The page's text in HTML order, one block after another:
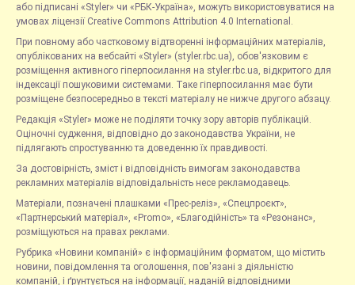
або підписані «Styler» чи «РБК-Україна», можуть використовуватися на
умовах ліцензії Creative Commons Attribution 4.0 International.
При повному або частковому відтворенні інформаційних матеріалів,
опублікованих на вебсайті «Styler» (styler.rbc.ua), обов'язковим є
розміщення активного гіперпосилання на styler.rbc.ua, відкритого для
індексації пошуковими системами. Таке гіперпосилання має бути
розміщене безпосередньо в тексті матеріалу не нижче другого абзацу.
Редакція «Styler» може не поділяти точку зору авторів публікацій.
Оціночні судження, відповідно до законодавства України, не
підлягають спростуванню та доведенню їх правдивості.
За достовірність, зміст і відповідність вимогам законодавства
рекламних матеріалів відповідальність несе рекламодавець.
Матеріали, позначені плашками «Прес-реліз», «Спецпроєкт»,
«Партнерський матеріал», «Promo», «Благодійність» та «Резонанс»,
розміщуються на правах реклами.
Рубрика «Новини компаній» є інформаційним форматом, що містить
новини, повідомлення та оголошення, пов'язані з діяльністю
компаній, і ґрунтується на інформації, наданій відповідними